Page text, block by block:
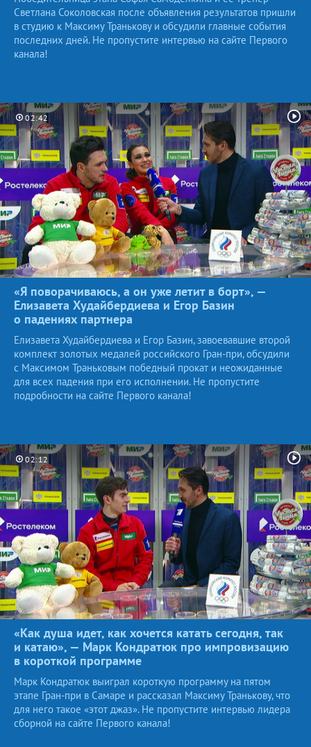
Светлана Соколовская после объявления результатов пришли
в студию к Максиму Транькову и обсудили главные события
последних дней. Не пропустите интервью на сайте Первого
канала!
02:42
«Я поворачиваюсь, а он уже летит в борт», —
Елизавета Худайбердиева и Егор Базин
о падениях партнера
Елизавета Худайбердиева и Егор Базин, завоевавшие второй
комплект золотых медалей российского Гран-при, обсудили
с Максимом Траньковым победный прокат и неожиданные
для всех падения при его исполнении. Не пропустите
подробности на сайте Первого канала!
02:12
«Как душа идет, как хочется катать сегодня, так
и катаю», — Марк Кондратюк про импровизацию
в короткой программе
Марк Кондратюк выиграл короткую программу на пятом
этапе Гран-при в Самаре и рассказал Максиму Транькову, что
для него такое «этот джаз». Не пропустите интервью лидера
сборной на сайте Первого канала!